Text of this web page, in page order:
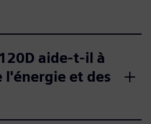
aide-t-il à
l'énergie et des